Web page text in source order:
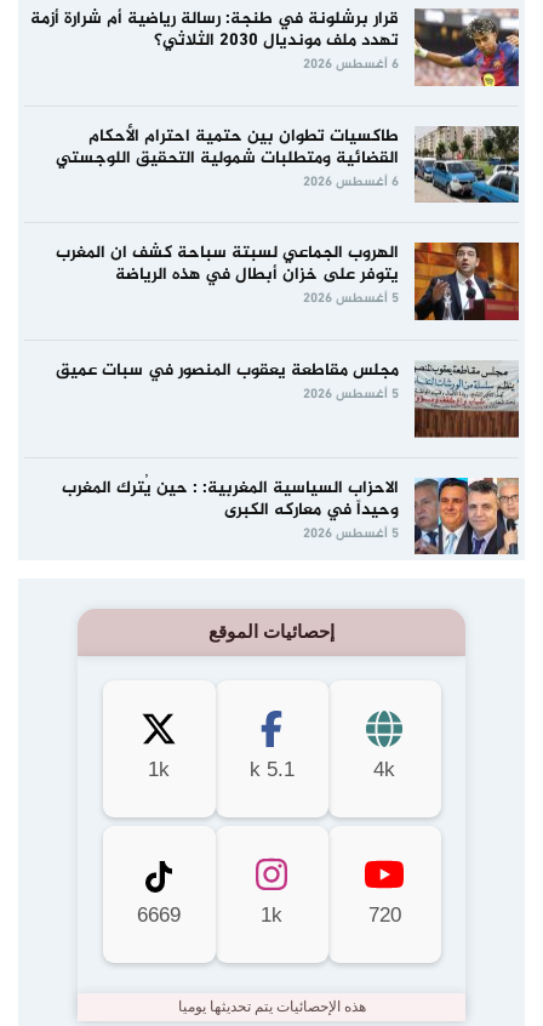
قرار برشلونة في طنجة: رسالة رياضية أم شرارة أزمة
تهدد ملف مونديال 2030 الثلاثي؟
6 أغسطس 2026
طاكسيات تطوان بين حتمية احترام الأحكام
القضائية ومتطلبات شمولية التحقيق اللوجستي
6 أغسطس 2026
الهروب الجماعي لسبتة سباحة كشف ان المغرب
يتوفر على خزان أبطال في هذه الرياضة
5 أغسطس 2026
مجلس مقاطعة يعقوب المنصور في سبات عميق
5 أغسطس 2026
الاحزاب السياسية المغربية: : حين يُترك المغرب
وحيداً في معاركه الكبرى
5 أغسطس 2026
إحصائيات الموقع
4k
5.1 k
1k
720
1k
6669
هذه الإحصائيات يتم تحديثها يوميا